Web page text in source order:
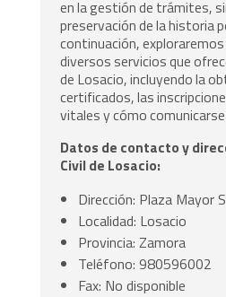
en la gestión de trámites,
preservación de la historia
continuación,
diversos servicios que
de Losacio, incluyendo la
certificados, las
vitales y cómo
Datos de contacto y
Civil de Losacio:
Dirección: Plaza Mayor
Localidad: Losacio
Provincia: Zamora
Teléfono: 980596002
Fax: No disponible